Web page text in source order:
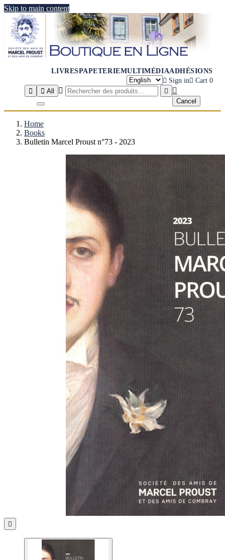
Skip to main content
LIVRESPAPETERIEMULTIMÉDIAADHÉSIONS
 Sign in Cart 0

 All   
Cancel
Home
Books
Bulletin Marcel Proust n°73 - 2023
